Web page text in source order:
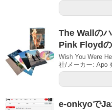
The Wallの
Pink Floyd
Wish You Were
社/メーカー: Apo
e-onkyoで